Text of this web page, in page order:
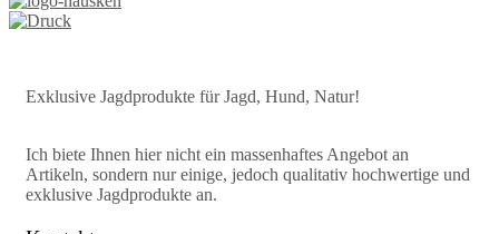
Exklusive Jagdprodukte für Jagd, Hund, Natur!
Ich biete Ihnen hier nicht ein massenhaftes Angebot an
Artikeln, sondern nur einige, jedoch qualitativ hochwertige und
exklusive Jagdprodukte an.